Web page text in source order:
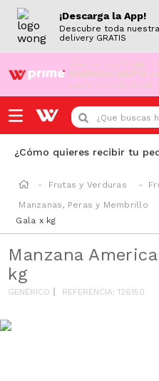
¡Descarga la App!
Descubre toda
delivery GRATIS
¡Aún no eres Wong
DESPACHO GRATIS
supermercado desde
¿Que buscas
¿Cómo quieres recibir tu
Frutas y Verduras
Manzanas, Peras y Membrillo
Gala x kg
Manzana
kg
GENÉRICO REFERENCIA:126150